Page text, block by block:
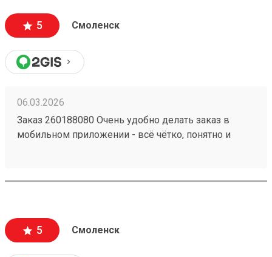
поддержку, моментально ответили, менеджер
отредактировала заказ и все. Все супер
5 Смоленск
06.03.2026
Заказ 260188080 Очень удобно делать заказ в
мобильном приложении - всё чётко, понятно и
сразу видна сумма на оплату. В обозначенное
делается и оплата. Очень удобно и комфортно! А за
бонусную программу - отдельное спасибо!
5 Смоленск